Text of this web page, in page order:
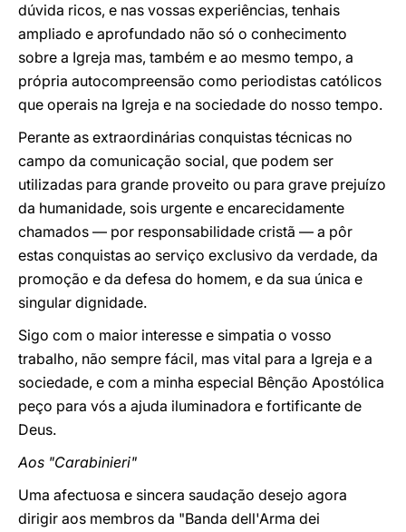
dúvida ricos, e nas vossas experiências, tenhais
ampliado e aprofundado não só o conhecimento
sobre a Igreja mas, também e ao mesmo tempo, a
própria autocompreensão como periodistas católicos
que operais na Igreja e na sociedade do nosso tempo.
Perante as extraordinárias conquistas técnicas no
campo da comunicação social, que podem ser
utilizadas para grande proveito ou para grave prejuízo
da humanidade, sois urgente e encarecidamente
chamados — por responsabilidade cristã — a pôr
estas conquistas ao serviço exclusivo da verdade, da
promoção e da defesa do homem, e da sua única e
singular dignidade.
Sigo com o maior interesse e simpatia o vosso
trabalho, não sempre fácil, mas vital para a Igreja e a
sociedade, e com a minha especial Bênção Apostólica
peço para vós a ajuda iluminadora e fortificante de
Deus.
Aos "Carabinieri"
Uma afectuosa e sincera saudação desejo agora
dirigir aos membros da "Banda dell'Arma dei